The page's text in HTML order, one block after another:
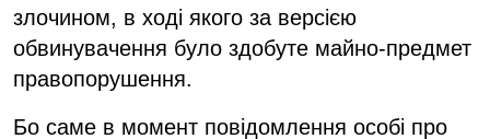
злочином, в ході якого за версією
обвинувачення було здобуте майно-предмет
правопорушення.
Бо саме в момент повідомлення особі про